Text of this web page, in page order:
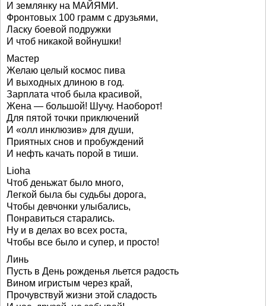
И землянку на МАЙЯМИ.
Фронтовых 100 грамм с друзьями,
Ласку боевой подружки
И чтоб никакой войнушки!
Мастер
Желаю целый космос пива
И выходных длиною в год.
Зарплата чтоб была красивой,
Жена — большой! Шучу. Наоборот!
Для пятой точки приключений
И «олл инклюзив» для души,
Приятных снов и пробуждений
И нефть качать порой в тиши.
Lioha
Чтоб деньжат было много,
Легкой была бы судьбы дорога,
Чтобы девчонки улыбались,
Понравиться старались.
Ну и в делах во всех роста,
Чтобы все было и супер, и просто!
Линь
Пусть в День рожденья льется радость
Вином игристым через край,
Прочувствуй жизни этой сладость